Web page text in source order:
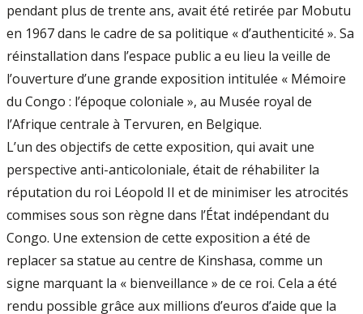
pendant plus de trente ans, avait été retirée par Mobutu
en 1967 dans le cadre de sa politique « d’authenticité ». Sa
réinstallation dans l’espace public a eu lieu la veille de
l’ouverture d’une grande exposition intitulée « Mémoire
du Congo : l’époque coloniale », au Musée royal de
l’Afrique centrale à Tervuren, en Belgique.
L’un des objectifs de cette exposition, qui avait une
perspective anti-anticoloniale, était de réhabiliter la
réputation du roi Léopold II et de minimiser les atrocités
commises sous son règne dans l’État indépendant du
Congo. Une extension de cette exposition a été de
replacer sa statue au centre de Kinshasa, comme un
signe marquant la « bienveillance » de ce roi. Cela a été
rendu possible grâce aux millions d’euros d’aide que la